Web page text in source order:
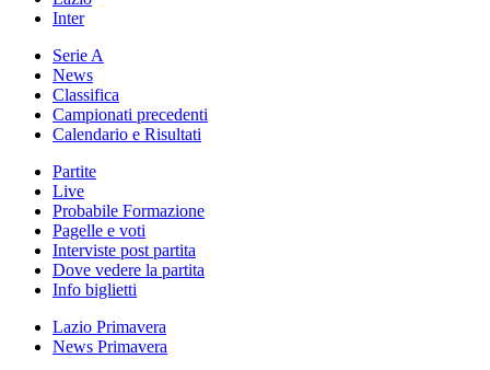
Inter
Serie A
News
Classifica
Campionati precedenti
Calendario e Risultati
Partite
Live
Probabile Formazione
Pagelle e voti
Interviste post partita
Dove vedere la partita
Info biglietti
Lazio Primavera
News Primavera